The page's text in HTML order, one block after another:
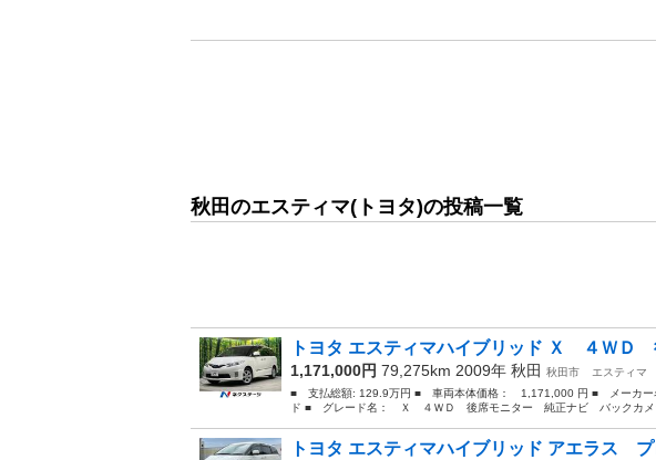
秋田のエスティマ(トヨタ)の投稿一覧
トヨタ エスティマハイブリッド Ｘ ４Ｗ
1,171,000円 79,275km 2009年 秋田 秋田市
エスティマ
■ 支払総額: 129.9万円 ■ 車両本体価格： 1,171,000 円 ■ メーカ
ド ■ グレード名： Ｘ ４ＷＤ 後席モニター 純正ナビ バックカ
トヨタ エスティマハイブリッド アエラス